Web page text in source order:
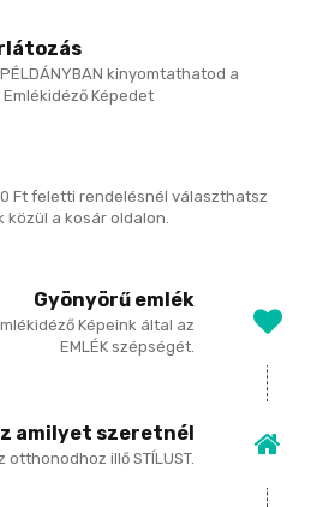
PÉLDÁNYBAN kinyomtathatod a
Képedet
Ft feletti rendelésnél választhatsz
közül a kosár oldalon.
Gyönyörű emlék
Képeink által az
EMLÉK szépségét.
amilyet szeretnél
otthonodhoz illő STÍLUST.